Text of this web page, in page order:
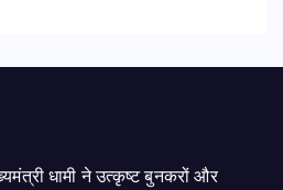
धामी ने उत्कृष्ट बुनकरों और